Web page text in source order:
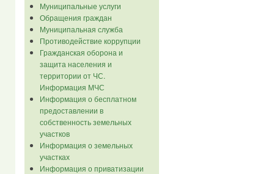
Муниципальные услуги
Обращения граждан
Муниципальная служба
Противодействие коррупции
Гражданская оборона и
защита населения и
территории от ЧС.
Информация МЧС
Информация о бесплатном
предоставлении в
собственность земельных
участков
Информация о земельных
участках
Информация о приватизации